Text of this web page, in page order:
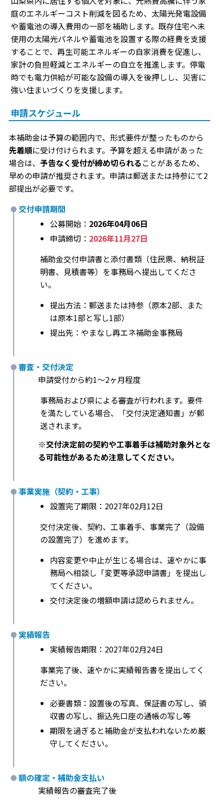
庭のエネルギーコスト削減を図るため、太陽光発電設備
や蓄電池の導入費用の一部を補助します。既存住宅へ未
使用の太陽光パネルや蓄電池を設置する際の経費を支援
することで、再生可能エネルギーの自家消費を促進し、
家計の負担軽減とエネルギーの自立を推進します。停電
時でも電力供給が可能な設備の導入を後押しし、災害に
強い住まいづくりを支援します。
申請スケジュール
本補助金は予算の範囲内で、形式要件が整ったものから
先着順に受け付けられます。予算を超える申請があった
場合は、 予告なく受付が締め切られることがあるため、
早めの申請が推奨されます。申請は郵送または持参にて2
部提出が必要です。
交付申請期間
公募開始： 2026年04月06日
申請締切： 2026年11月27日
補助金交付申請書と添付書類（住民票、納税証
明書、見積書等）を事務局へ提出してくださ
い。
提出方法：郵送または持参（原本2部、また
は原本1部と写し1部）
提出先：やまなし再エネ補助金事務局
審査・交付決定
申請受付から約1〜2ヶ月程度
事務局および県による審査が行われます。要件
を満たしている場合、「交付決定通知書」が郵
送されます。
※交付決定前の契約や工事着手は補助対象外とな
る可能性があるため注意してください。
事業実施（契約・工事）
設置完了期限：2027年02月12日
交付決定後、契約、工事着手、事業完了（設備
の設置完了）を進めます。
内容変更や中止が生じる場合は、速やかに事
務局へ相談し「変更等承認申請書」を提出し
てください。
交付決定後の増額申請は認められません。
実績報告
実績報告期限：2027年02月24日
事業完了後、速やかに実績報告書を提出してく
ださい。
必要書類：設置後の写真、保証書の写し、領
収書の写し、振込先口座の通帳の写し等
期限を過ぎると補助金が支払われないため厳
守してください。
額の確定・補助金支払い
実績報告の審査完了後